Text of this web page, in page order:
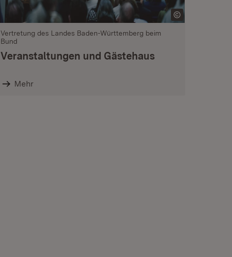
Vertretung des Landes Baden-Württemberg beim
Bund
Veranstaltungen und Gästehaus
Mehr